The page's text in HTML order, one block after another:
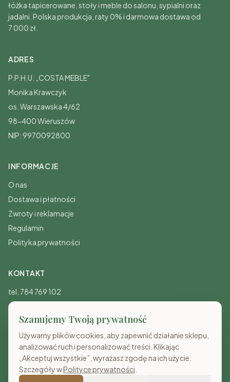
łóżka tapicerowane, stoły i meble do salonu, sypialni oraz
jadalni. Polska produkcja, raty 0% i darmowa dostawa od
7 000 zł.
ADRES
P.P.H.U. „COSTA MEBLE"
Monika Krawczyk
os. Warszawska 4/62
98-400 Wieruszów
NIP: 9970092800
INFORMACJE
O nas
Dostawa i płatności
Zwroty i reklamacje
Regulamin
Polityka prywatności
KONTAKT
tel. 784 769 102
sklep@costameble.pl
Pon-Pt: 8:00-20:00
Sb-Nd: 10:00-15:00
Szanujemy Twoją prywatność
Używamy plików cookies, aby zapewnić działanie sklepu,
analizować ruch i personalizować treści. Klikając
„Akceptuj wszystkie”, wyrażasz zgodę na ich użycie.
Szczegóły wPolityce prywatności